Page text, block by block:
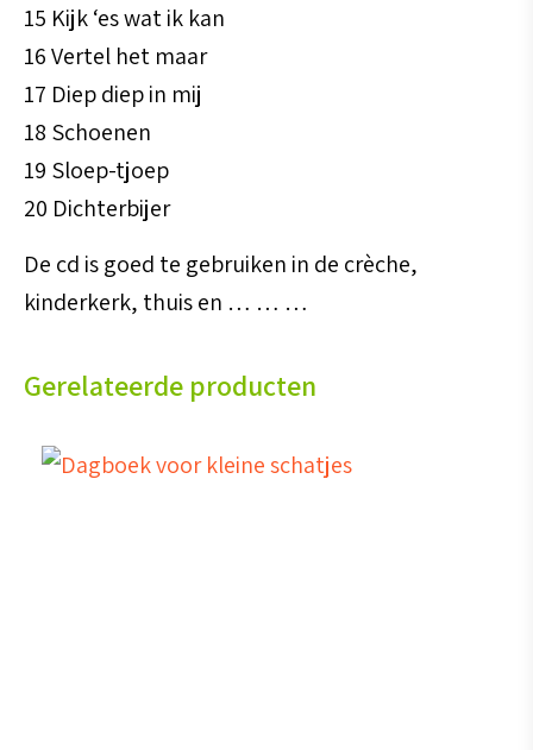
15 Kijk ‘es wat ik kan
16 Vertel het maar
17 Diep diep in mij
18 Schoenen
19 Sloep-tjoep
20 Dichterbijer
De cd is goed te gebruiken in de crèche,
kinderkerk, thuis en … … …
Gerelateerde producten